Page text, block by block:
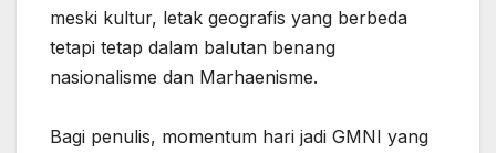
meski kultur, letak geografis yang berbeda
tetapi tetap dalam balutan benang
nasionalisme dan Marhaenisme.
‎Bagi penulis, momentum hari jadi GMNI yang